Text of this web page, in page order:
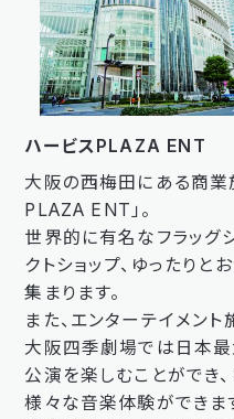
ハービスPLAZA ENT
大阪の西梅田にある商業
PLAZA ENT」。
世界的に有名なフラッグ
クトショップ、ゆったり
集まります。
また、エンターテイメント
大阪四季劇場では日本
公演を楽しむことができ
様々な音楽体験ができま